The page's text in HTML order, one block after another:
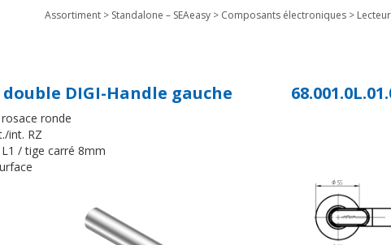
Assortiment > Standalone – SEAeasy > Composants électroniques >
DIGI-Handle gauche
ronde
int. RZ
/ tige carré 8mm